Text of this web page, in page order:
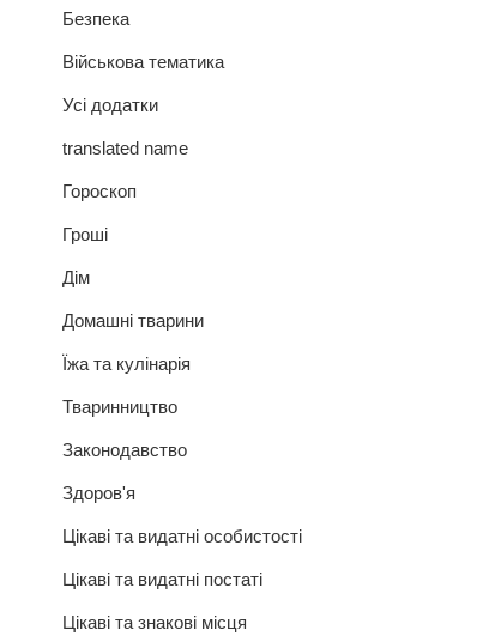
Безпека
Військова тематика
Усі додатки
translated name
Гороскоп
Гроші
Дім
Домашні тварини
Їжа та кулінарія
Тваринництво
Законодавство
Здоров'я
Цікаві та видатні особистості
Цікаві та видатні постаті
Цікаві та знакові місця